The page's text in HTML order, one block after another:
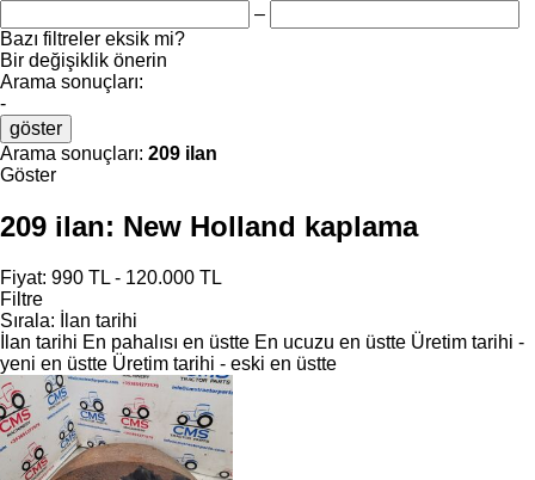
–
Bazı filtreler eksik mi?
Bir değişiklik önerin
Arama sonuçları:
-
göster
Arama sonuçları: 209 ilan
Göster
209 ilan: New Holland kaplama
Fiyat: 990 TL - 120.000 TL
Filtre
Sırala:
İlan tarihi
İlan tarihi En pahalısı en üstte En ucuzu en üstte Üretim tarihi -
yeni en üstte Üretim tarihi - eski en üstte